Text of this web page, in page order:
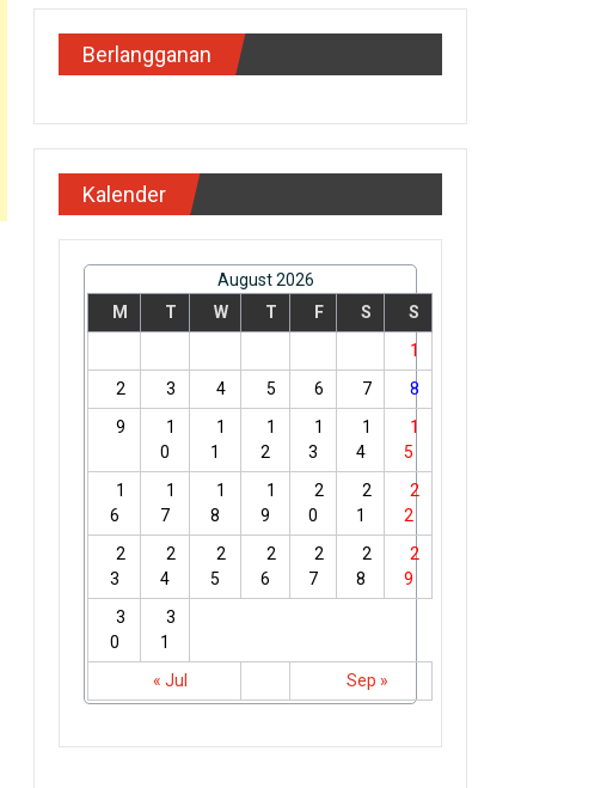
Berlangganan
Kalender
August 2026
M
T W T F S S
« Jul Sep »
1
2
3 4 5 6 7
8
9
1
0
1
1
1
2
1
3
1
4
1
5
1
6
1
7
1
8
1
9
2
0
2
1
2
2
2
3
2
4
2
5
2
6
2
7
2
8
2
9
3
0
3
1